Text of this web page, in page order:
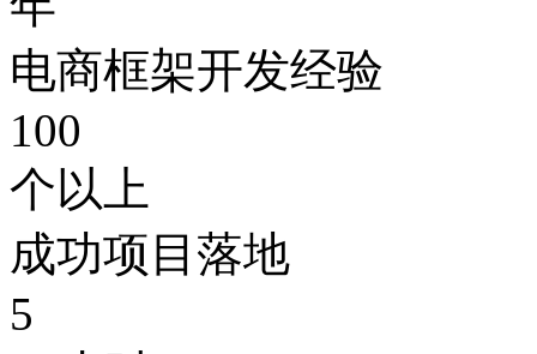
电商框架开发经验
100
个以上
成功项目落地
5